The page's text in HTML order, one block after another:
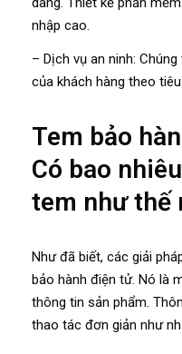
nhập cao.
– Dịch vụ an ninh:
của khách hàng theo
Tem bảo
Có bao
tem như thế
Như đã biết, các giải
bảo hành điện tử. Nó là
thông tin sản phẩm.
thao tác đơn giản như